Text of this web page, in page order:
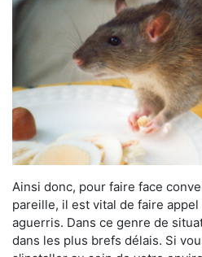
Ainsi donc, pour faire face
pareille, il est vital de faire
aguerris. Dans ce genre de
dans les plus brefs délais. Si